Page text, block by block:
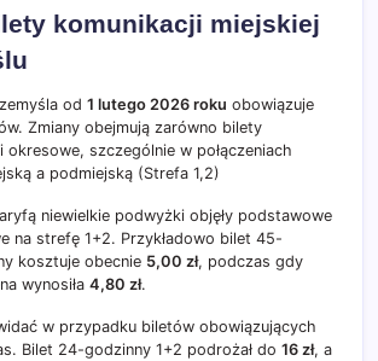
komunikacji miejskiej
od 1 lutego 2026 roku obowiązuje
Zmiany obejmują zarówno bilety
okresowe, szczególnie w połączeniach
a podmiejską (Strefa 1,2)
niewielkie podwyżki objęły podstawowe
na strefę 1+2. Przykładowo bilet 45-
kosztuje obecnie 5,00 zł, podczas gdy
wynosiła 4,80 zł.
w przypadku biletów obowiązujących
Bilet 24-godzinny 1+2 podrożał do 16 zł, a